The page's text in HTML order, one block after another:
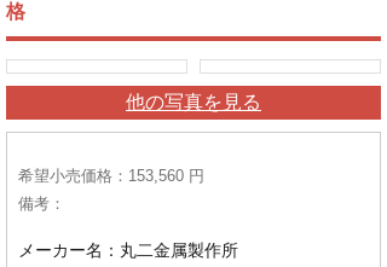
格
他の写真を見る
希望小売価格：153,560 円
備考：
メーカー名：丸二金属製作所